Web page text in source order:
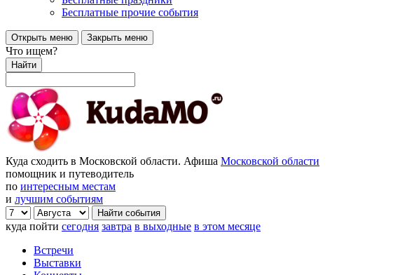
Бесплатные прочие события
Открыть меню Закрыть меню
Что ищем?
Найти
Куда сходить в Московской области. Афиша Московской области
помощник и путеводитель
по интересным местам
и лучшим событиям
куда пойти сегодня завтра в выходные в этом месяце
Встречи
Выставки